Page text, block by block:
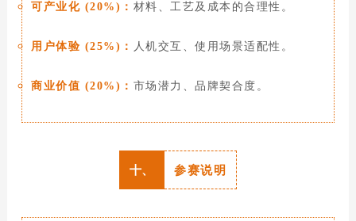
可产业化 (20%)： 材料、工艺及成本的合理性。
用户体验 (25%)： 人机交互、使用场景适配性。
商业价值 (20%)： 市场潜力、品牌契合度。
十、 参赛说明